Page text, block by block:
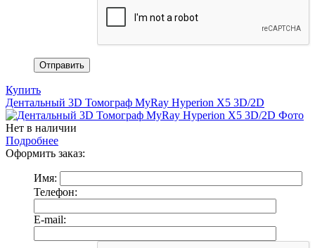
Купить
Дентальный 3D Томограф MyRay Hyperion X5 3D/2D
Нет в наличии
Подробнее
Оформить заказ:
Имя:
Телефон:
E-mail: